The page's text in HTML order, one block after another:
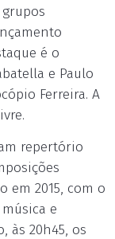
é o
e Paulo
Ferreira. A
repertório
em 2015, com o
e
às 20h45, os